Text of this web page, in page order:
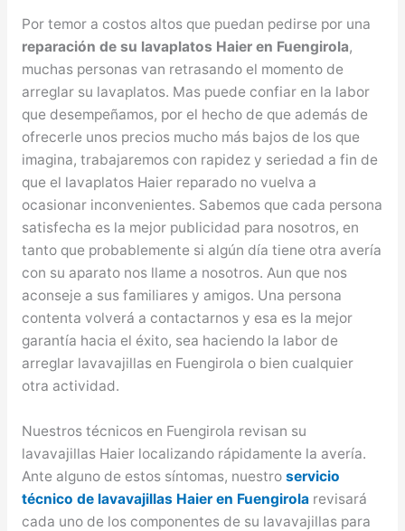
Por temor a costos altos que puedan pedirse por una
reparación de su lavaplatos Haier en Fuengirola,
muchas personas van retrasando el momento de
arreglar su lavaplatos. Mas puede confiar en la labor
que desempeñamos, por el hecho de que además de
ofrecerle unos precios mucho más bajos de los que
imagina, trabajaremos con rapidez y seriedad a fin de
que el lavaplatos Haier reparado no vuelva a
ocasionar inconvenientes. Sabemos que cada persona
satisfecha es la mejor publicidad para nosotros, en
tanto que probablemente si algún día tiene otra avería
con su aparato nos llame a nosotros. Aun que nos
aconseje a sus familiares y amigos. Una persona
contenta volverá a contactarnos y esa es la mejor
garantía hacia el éxito, sea haciendo la labor de
arreglar lavavajillas en Fuengirola o bien cualquier
otra actividad.
Nuestros técnicos en Fuengirola revisan su
lavavajillas Haier localizando rápidamente la avería.
Ante alguno de estos síntomas, nuestro servicio
técnico de lavavajillas Haier en Fuengirola revisará
cada uno de los componentes de su lavavajillas para